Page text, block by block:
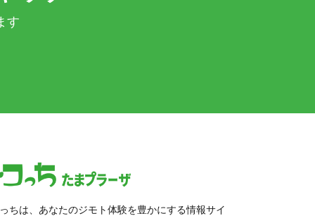
す
ちは、あなたのジモト体験を豊かにする情報サイ